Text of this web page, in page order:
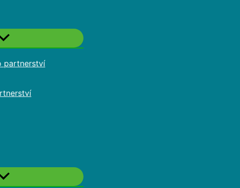
partnerství